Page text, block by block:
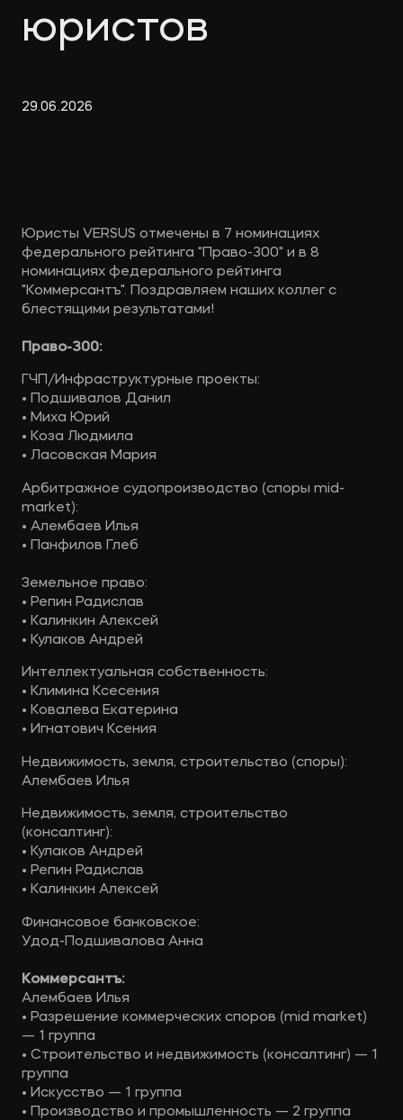
правоПолезные
юристов
29.06.2026
Юристы VERSUS отмечены в 7 номинациях
федерального рейтинга "Право-300" и в 8
номинациях федерального рейтинга
"Коммерсантъ". Поздравляем наших коллег с
блестящими результатами!
Право-300:
ГЧП/Инфраструктурные проекты:
• Подшивалов Данил
• Миха Юрий
• Коза Людмила
• Ласовская Мария
Арбитражное судопроизводство (споры mid-
market):
• Алембаев Илья
• Панфилов Глеб
Земельное право:
• Репин Радислав
• Калинкин Алексей
• Кулаков Андрей
Интеллектуальная собственность:
• Климина Ксесения
• Ковалева Екатерина
• Игнатович Ксения
Недвижимость, земля, строительство (споры):
Алембаев Илья
Недвижимость, земля, строительство
(консалтинг):
• Кулаков Андрей
• Репин Радислав
• Калинкин Алексей
Финансовое банковское:
Удод-Подшивалова Анна
‍Коммерсантъ:
Алембаев Илья
• Разрешение коммерческих споров (mid market)
— 1 группа
• Строительство и недвижимость (консалтинг) — 1
группа
• Искусство — 1 группа
• Производство и промышленность — 2 группа